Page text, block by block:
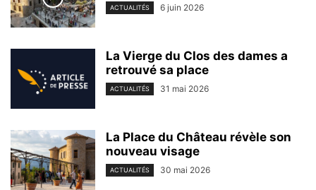
ACTUALITÉS 6 juin 2026
La Vierge du Clos des dames a
retrouvé sa place
ACTUALITÉS 31 mai 2026
La Place du Château révèle son
nouveau visage
ACTUALITÉS 30 mai 2026